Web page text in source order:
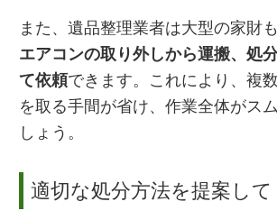
また、遺品整理業者は大型の家財
エアコンの取り外しから運搬、処
て依頼できます。これにより、複
を取る手間が省け、作業全体がス
しょう。
適切な処分方法を提案して